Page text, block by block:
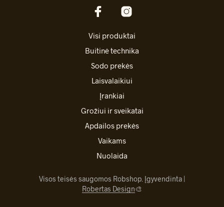
Visi produktai
Buitinė technika
Sodo prekės
Laisvalaikiui
Įrankiai
Grožiui ir sveikatai
Apdailos prekės
Vaikams
Nuolaida
Visos teisės saugomos Robshop. Įgyvendinta |
Robertas Design🎨